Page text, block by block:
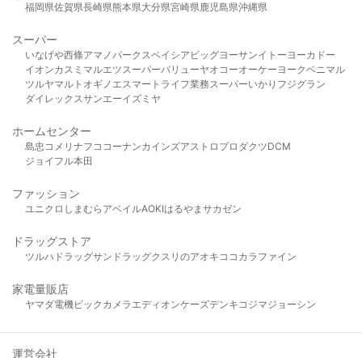
福岡県佐賀県長崎県熊本県大分県宮崎県鹿児島県沖縄県
スーパー
いなげや西條アマノパークスベイシア ビッグヨーサンイトーヨーカドー
イオンカスミ マルエツスーパーバリューヤオコーオーケー ヨークベニマル
ツルヤマルト オギノ エスマート ライフ業務スーパーいかり フジグラン
ダイレックスサンエーイズミヤ
ホームセンター
島忠 コメリ ナフコ コーナンカインズアストロプロダクツDCM
ジョイフル本田
ファッション
ユニクロ しまむら アベイルAOKIはるやま サカゼン
ドラッグストア
ツルハドラッグサンドラッグクスリのアオキ ココカラファイン
家電量販店
ヤマダ電機ビックカメラ エディオンケーズデンキ コジマジョーシン
運営会社